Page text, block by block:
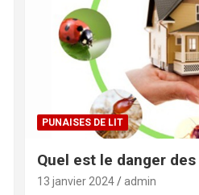
PUNAISES DE LIT
Quel est le danger
13 janvier 2024 admin